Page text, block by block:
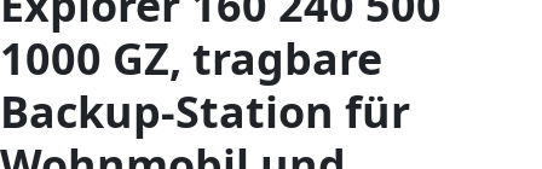
1000 GZ, tragbare
Backup-Station für